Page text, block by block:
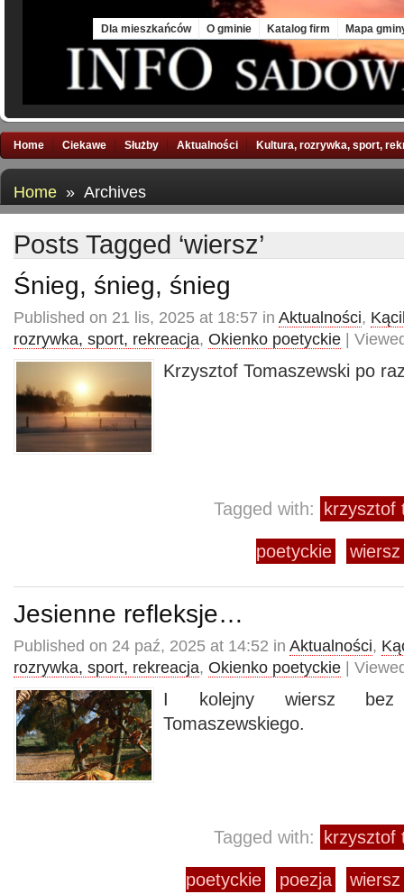
Dla mieszkańców O gminie Katalog firm Mapa
Home Ciekawe Służby Aktualności Kultura, rozrywka, sport,
Home » Archives
Posts Tagged ‘wiersz’
Śnieg, śnieg, śnieg
Published on 21 lis, 2025 at 18:57 in Aktualności,
rozrywka, sport, rekreacja, Okienko poetyckie |
Krzysztof Tomaszewski po
Tagged with: krzysztof
poetyckie wiersz
Jesienne refleksje…
Published on 24 paź, 2025 at 14:52 in Aktualności,
rozrywka, sport, rekreacja, Okienko poetyckie |
I kolejny wiersz bez
Tomaszewskiego.
Tagged with: krzysztof
poetyckie poezja wiersz